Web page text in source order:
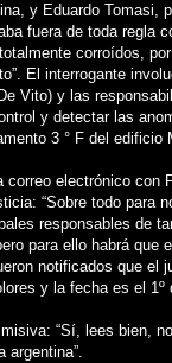
y Eduardo Tomasi,
fuera de toda regla
corroídos,
El interrogante
Vito) y las
y detectar las
3 ° F del edificio
correo electrónico con
“Sobre todo para
responsables de
para ello habrá que
notificados que el
y la fecha es el 1º
“Sí, lees bien,
argentina”.